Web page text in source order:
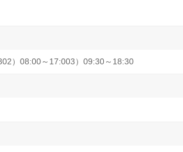
）08:00～17:003）09:30～18:30